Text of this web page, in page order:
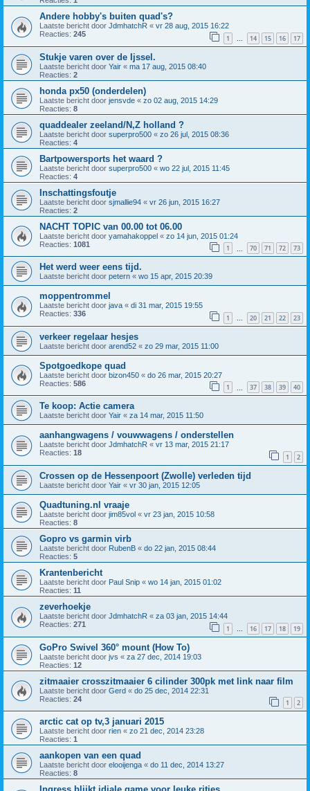
Andere hobby's buiten quad's?
Laatste bericht door JdmhatchR « vr 28 aug, 2015 16:22
Reacties: 245 1 14 15 16 17
Stukje varen over de Ijssel.
Laatste bericht door Yair « ma 17 aug, 2015 08:40
Reacties: 2
honda px50 (onderdelen)
Laatste bericht door jensvde « zo 02 aug, 2015 14:29
Reacties: 8
quaddealer zeeland/N,Z holland ?
Laatste bericht door superpro500 « zo 26 jul, 2015 08:36
Reacties: 4
Bartpowersports het waard ?
Laatste bericht door superpro500 « wo 22 jul, 2015 11:45
Reacties: 4
Inschattingsfoutje
Laatste bericht door sjmallie94 « vr 26 jun, 2015 16:27
Reacties: 2
NACHT TOPIC van 00.00 tot 06.00
Laatste bericht door yamahakoppel « zo 14 jun, 2015 01:24
Reacties: 1081 1 70 71 72 73
Het werd weer eens tijd.
Laatste bericht door petern « wo 15 apr, 2015 20:39
moppentrommel
Laatste bericht door java « di 31 mar, 2015 19:55
Reacties: 336 1 … 20 21 22 23
verkeer regelaar hesjes
Laatste bericht door arend52 « zo 29 mar, 2015 11:00
Spotgoedkope quad
Laatste bericht door bizon450 « do 26 mar, 2015 20:27
Reacties: 586 1 37 38 39 40
Te koop: Actie camera
Laatste bericht door Yair « za 14 mar, 2015 11:50
aanhangwagens / vouwwagens / onderstellen
Laatste bericht door JdmhatchR « vr 13 mar, 2015 21:17
Reacties: 18 1 2
Crossen op de Hessenpoort (Zwolle) verleden tijd
Laatste bericht door Yair « vr 30 jan, 2015 12:05
Quadtuning.nl vraaje
Laatste bericht door jim85vol « vr 23 jan, 2015 10:58
Reacties: 8
Gopro vs garmin virb
Laatste bericht door RubenB « do 22 jan, 2015 08:44
Reacties: 5
Krantenbericht
Laatste bericht door Paul Snip « wo 14 jan, 2015 01:02
Reacties: 11
zeverhoekje
Laatste bericht door JdmhatchR « za 03 jan, 2015 14:44
Reacties: 271 1 … 16 17 18 19
GoPro Swivel 360° mount (How To)
Laatste bericht door jvs « za 27 dec, 2014 19:03
Reacties: 12
zitmaaier crosszitmaaier 6 cilinder 300pk met link naar film
Laatste bericht door Gerd « do 25 dec, 2014 22:31
Reacties: 24 1 2
arctic cat op tv,3 januari 2015
Laatste bericht door rien « zo 21 dec, 2014 23:28
Reacties: 1
aankopen van een quad
Laatste bericht door elooijenga « do 11 dec, 2014 13:27
Reacties: 8